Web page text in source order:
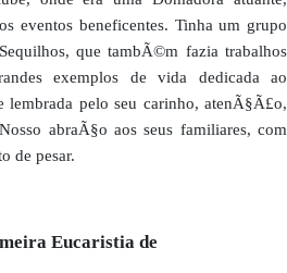
eventos beneficentes. Tinha um grupo
que tambÃ©m fazia trabalhos
exemplos de vida dedicada ao
lembrada pelo seu carinho, atenÃ§Ã£o,
abraÃ§o aos seus familiares, com
de pesar.
Eucaristia de